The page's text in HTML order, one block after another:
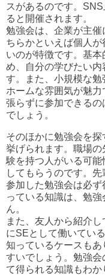
スがあるのです。
ると開催されます。
勉強会は、企業が主
ちらかといえば個人
いのが特徴です。基
め、自分の学びたい内
す。また、小規模な勉
ホームな雰囲気が魅
張らずに参加できる
でしょう。
そのほかに勉強会を
挙げられます。職場
験を持つ人がいる可
してもらうのです。
参加した勉強会は必
っている知識は、勉
ん。
また、友人から紹介
にSEとして働いてい
知っているケースも
すいでしょう。勉強
て得られる知識もわか